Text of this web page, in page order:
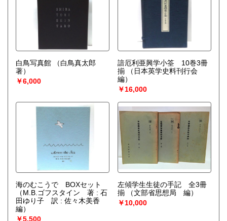
白鳥写真館
（白鳥真太郎
著）
￥6,000
諳厄利亜興学小筌 10巻3冊
揃
（日本英学史料刊行会
編）
￥16,000
海のむこうで BOXセット
（M.B.ゴフスタイン 著 : 石
田ゆり子 訳 : 佐々木美香
編）
￥5,500
左傾学生生徒の手記 全3冊
揃
（文部省思想局 編）
￥10,000